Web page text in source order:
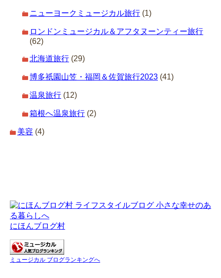
ニューヨークミュージカル旅行 (1)
ロンドンミュージカル＆アフタヌーンティー旅行
(62)
北海道旅行 (29)
博多祇園山笠・福岡＆佐賀旅行2023 (41)
温泉旅行 (12)
箱根へ温泉旅行 (2)
美容 (4)
にほんブログ村
ミュージカル ブログランキングへ